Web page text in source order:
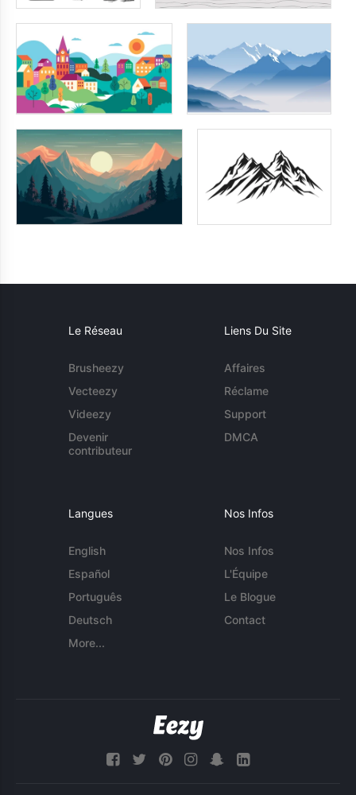
Le Réseau
Brusheezy
Vecteezy
Videezy
Devenir
contributeur
Liens Du Site
Affaires
Réclame
Support
DMCA
Langues
English
Español
Português
Deutsch
More...
Nos Infos
Nos Infos
L'Équipe
Le Blogue
Contact